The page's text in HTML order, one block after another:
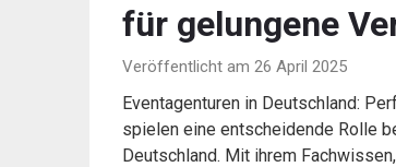
für gelungene
Veröffentlicht am 26 April 2025
Eventagenturen in Deutschland:
spielen eine entscheidende Rolle
Deutschland. Mit ihrem